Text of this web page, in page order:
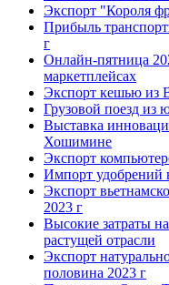
Экспорт "Короля
Прибыль
г
Онлайн-пятница
маркетплейсах
Экспорт кешью из
Грузовой поезд
Выставка
Хошимине
Экспорт
Импорт удобрений
Экспорт
2023 г
Высокие затраты
растущей отрасли
Экспорт
половина 2023 г